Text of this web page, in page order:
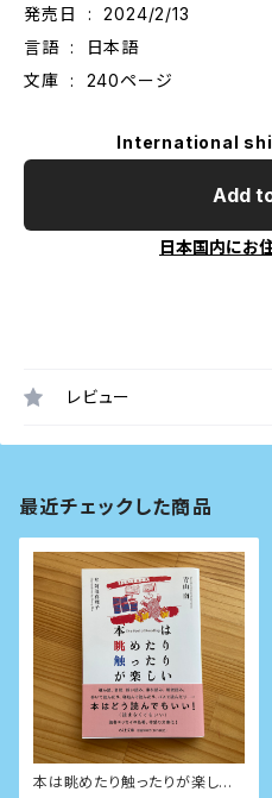
発売日 ‏ : ‎ 2024/2/13
言語 ‏ : ‎ 日本語
文庫 ‏ : ‎ 240ページ
International
Add
日本国内にお
レビュー
最近チェックした商品
本は眺めたり触ったりが楽しい